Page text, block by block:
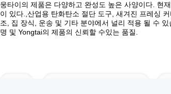
웅타이의 제품은 다양하고 완성도 높은 사양이다. 현
이 있다.,산업용 탄화탄소 절단 도구, 새겨진 프레싱
조, 집 장식, 운송 및 기타 분야에서 널리 적용 될 수
명 및 Yongtai의 제품의 신뢰할 수있는 품질.